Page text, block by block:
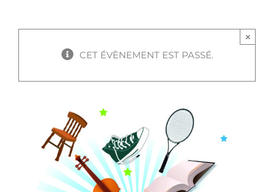
CET ÉVÈNEMENT EST PASSÉ.
×